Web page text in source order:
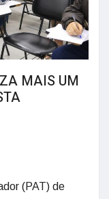
MAIS UM
(PAT) de